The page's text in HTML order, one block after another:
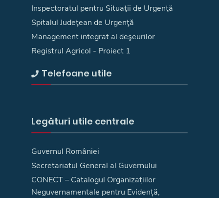
Inspectoratul pentru Situaţii de Urgenţă
Spitalul Judeţean de Urgenţă
Management integrat al deşeurilor
Registrul Agricol - Proiect 1
Telefoane utile
Legături utile centrale
Guvernul României
Secretariatul General al Guvernului
CONECT – Catalogul Organizațiilor
Neguvernamentale pentru Evidență,